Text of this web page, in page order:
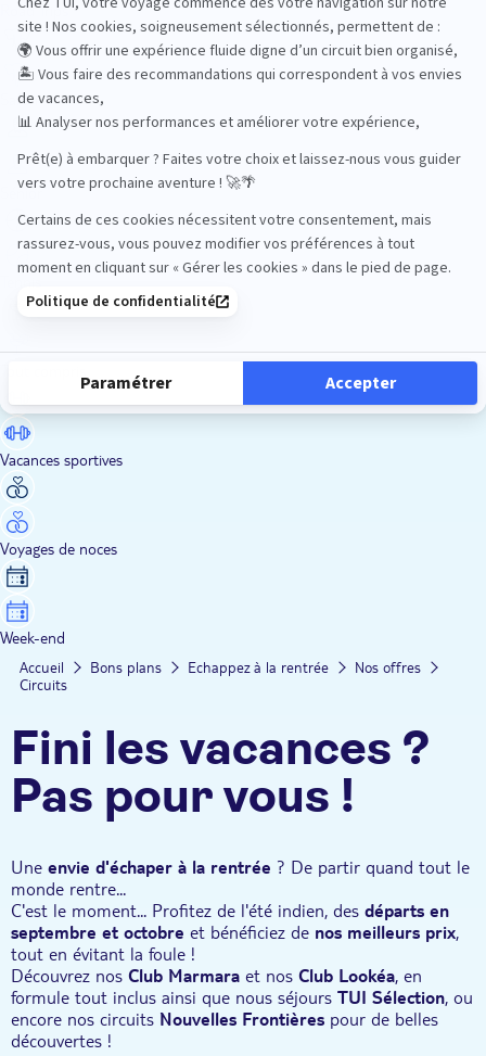
Road Trips
Safari
Sénior
Vacances sportives
Voyages de noces
Week-end
Accueil Bons plans Echappez à la rentrée
Nos offres
Circuits
Fini les vacances ?
Pas pour vous !
Une envie d'échaper à la rentrée ? De partir quand tout le
monde rentre...
C'est le moment... Profitez de l'été indien, des départs en
septembre et octobre et bénéficiez de nos meilleurs prix,
tout en évitant la foule !
Découvrez nos Club Marmara et nos Club Lookéa, en
formule tout inclus ainsi que nous séjours TUI Sélection, ou
encore nos circuits Nouvelles Frontières pour de belles
découvertes !